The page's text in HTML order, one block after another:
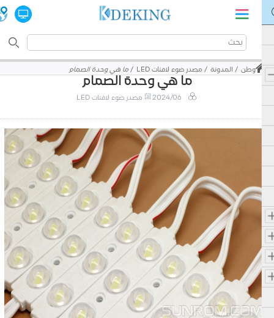
وطن المدونة مصدر ضوء لافتات LED ما هي وحدة الصمام
ما هي وحدة الصمام
2024/06 مصدر ضوء لافتات LED